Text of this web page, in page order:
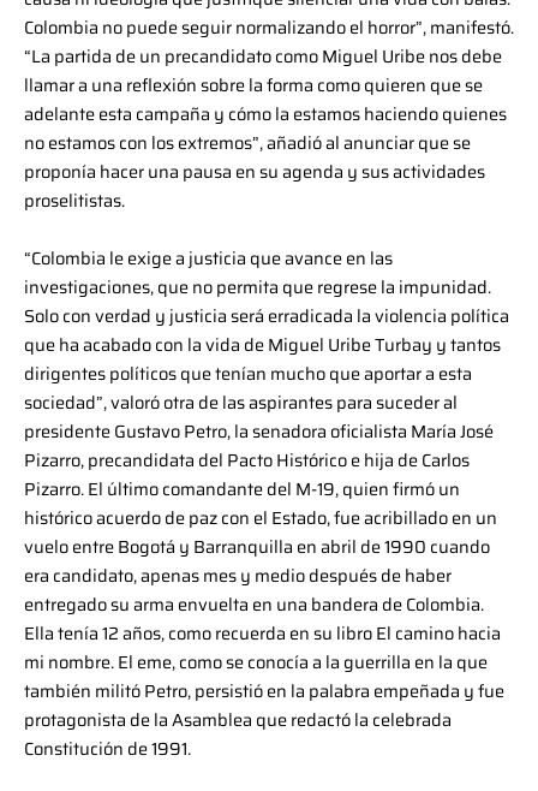
Colombia no puede seguir normalizando el horror”, manifestó.
“La partida de un precandidato como Miguel Uribe nos debe
llamar a una reflexión sobre la forma como quieren que se
adelante esta campaña y cómo la estamos haciendo quienes
no estamos con los extremos”, añadió al anunciar que se
proponía hacer una pausa en su agenda y sus actividades
proselitistas.
“Colombia le exige a justicia que avance en las
investigaciones, que no permita que regrese la impunidad.
Solo con verdad y justicia será erradicada la violencia política
que ha acabado con la vida de Miguel Uribe Turbay y tantos
dirigentes políticos que tenían mucho que aportar a esta
sociedad”, valoró otra de las aspirantes para suceder al
presidente Gustavo Petro, la senadora oficialista María José
Pizarro, precandidata del Pacto Histórico e hija de Carlos
Pizarro. El último comandante del M-19, quien firmó un
histórico acuerdo de paz con el Estado, fue acribillado en un
vuelo entre Bogotá y Barranquilla en abril de 1990 cuando
era candidato, apenas mes y medio después de haber
entregado su arma envuelta en una bandera de Colombia.
Ella tenía 12 años, como recuerda en su libro El camino hacia
mi nombre. El eme, como se conocía a la guerrilla en la que
también militó Petro, persistió en la palabra empeñada y fue
protagonista de la Asamblea que redactó la celebrada
Constitución de 1991.